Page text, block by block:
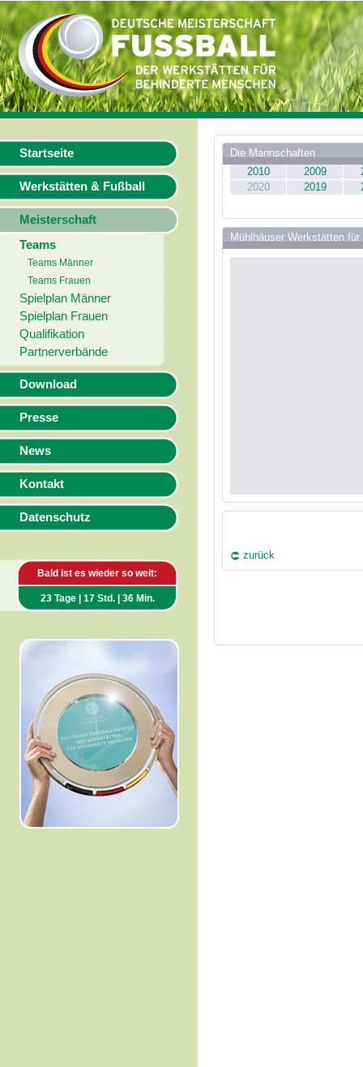
Startseite
Werkstätten & Fußball
Meisterschaft
Teams
Teams Männer
Teams Frauen
Spielplan Männer
Spielplan Frauen
Qualifikation
Partnerverbände
Download
Presse
News
Kontakt
Datenschutz
Bald ist es wieder so weit:
23 Tage | 17 Std. | 36 Min.
Die Mannschaften
2010
2009
2020
2019
Mühlhäuser Werkstätten
zurück